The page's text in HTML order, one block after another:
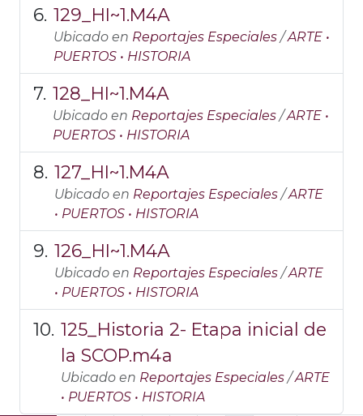
129_HI~1.M4A
Ubicado en Reportajes Especiales /ARTE •
PUERTOS • HISTORIA
128_HI~1.M4A
Ubicado en Reportajes Especiales /ARTE •
PUERTOS • HISTORIA
127_HI~1.M4A
Ubicado en Reportajes Especiales /ARTE
• PUERTOS • HISTORIA
126_HI~1.M4A
Ubicado en Reportajes Especiales /ARTE
• PUERTOS • HISTORIA
125_Historia 2- Etapa inicial de
la SCOP.m4a
Ubicado en Reportajes Especiales /ARTE
• PUERTOS • HISTORIA